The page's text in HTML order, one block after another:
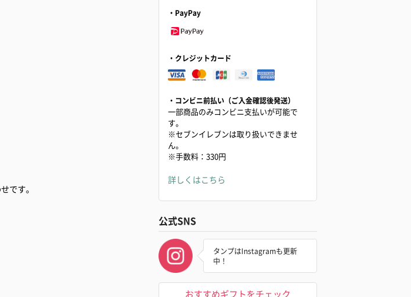
です。
・PayPay
・クレジットカード
・コンビニ前払い（ご入金確認後発送）
一部商品のみコンビニ支払いが可能で
す。
※セブンイレブンは取り扱いできませ
ん。
※手数料：330円
詳しくはこちら
公式SNS
タンプはInstagramも更新
中！
おすすめギフトをチェック